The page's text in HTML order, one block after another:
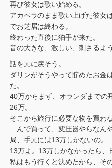
再び彼女は歌い始める。
アカペラのまま歌い上げた彼女
でお芝居は終わる。
終わった直後に狛手が来た。
音の大きな、激しい、刺さるよ
話を元に戻そう。
ダリンがそうやって貯めたお金
た。
40万からまず、オランダまでの
26万。
そこから旅行に必要な物を買わ
「んで買って、変圧器やらなん
局、手元には13万しかないの。
13万よ。13万しかなかったら、
私はもう行くと決めたから、そ